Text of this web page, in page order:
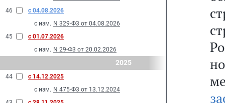
46
с 04.08.2026
с изм. N 329-Ф3 от 04.08.2026
45
с 01.07.2026
с изм. N 29-Ф3 от 20.02.2026
2025
44
с 14.12.2025
с изм. N 475-Ф3 от 13.12.2024